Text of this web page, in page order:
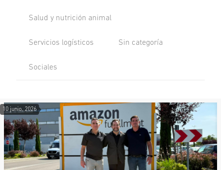
Salud y nutrición animal
Servicios logísticos Sin categoría
Sociales
10 junio, 2026